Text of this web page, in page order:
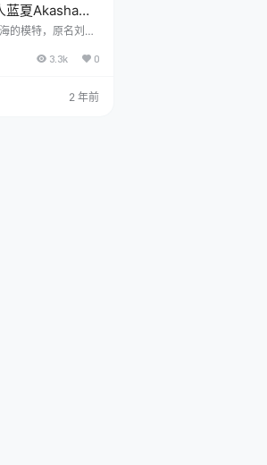
蓝夏Akasha
的模特，原名刘艺
重，简直就是模特
状况百出，又精
来到现场，精心化
3.3k 0
2 年前